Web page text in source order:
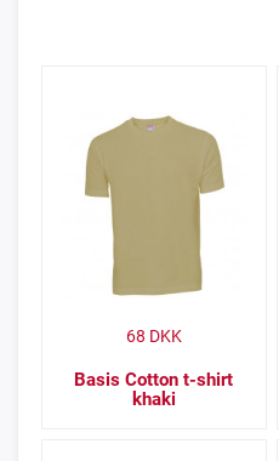
Basis Cotton t-shirt
khaki
68 DKK